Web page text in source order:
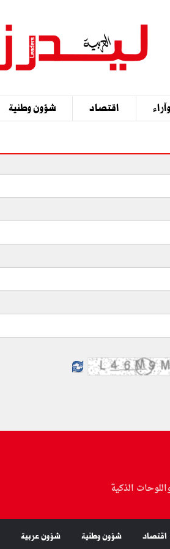
اقتصاد شؤون وطنية
الذكية
اقتصاد شؤون وطنية شؤون عربية